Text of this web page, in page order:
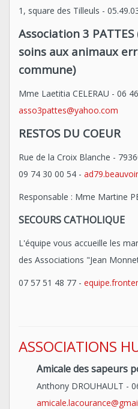
1, square des Tilleuls -
Association 3
soins aux animaux
commune)
Mme Laetitia CELERAU - 06
asso3pattes@yahoo.com
RESTOS DU COEUR
Rue de la Croix Blanche -
09 74 30 00 54 -
Responsable : Mme Martine
SECOURS CATHOLIQUE
L'équipe vous accueille les
des Associations "Jean
07 57 51 48 77 -
ASSOCIATIONS
Amicale des sapeurs
Anthony DROUHAULT -